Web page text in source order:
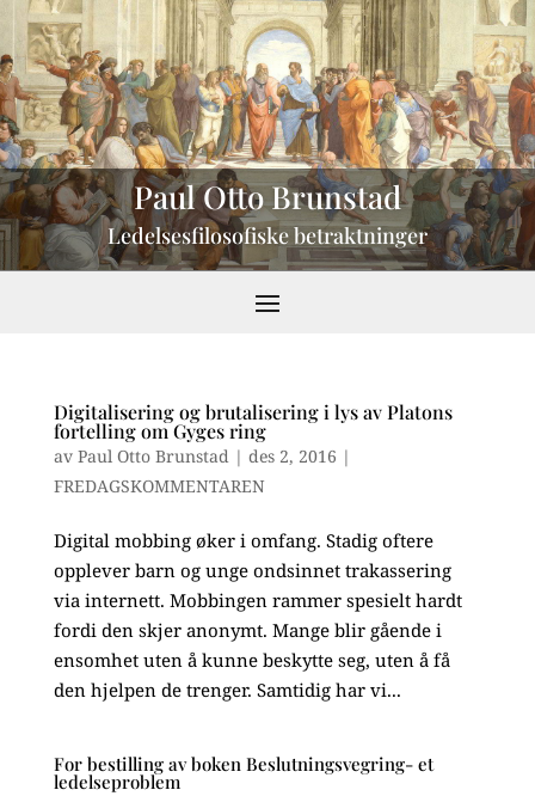
Paul Otto Brunstad
Ledelsesfilosofiske betraktninger
Digitalisering og brutalisering i lys av Platons
fortelling om Gyges ring
av Paul Otto Brunstad| des 2, 2016 |
FREDAGSKOMMENTAREN
Digital mobbing øker i omfang. Stadig oftere
opplever barn og unge ondsinnet trakassering
via internett. Mobbingen rammer spesielt hardt
fordi den skjer anonymt. Mange blir gående i
ensomhet uten å kunne beskytte seg, uten å få
den hjelpen de trenger. Samtidig har vi...
For bestilling av boken Beslutningsvegring- et
ledelseproblem